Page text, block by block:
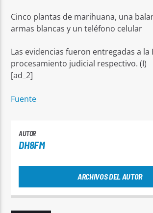
Cinco plantas de marihuana, una
armas blancas y un teléfono celular
Las evidencias fueron entregadas a la
procesamiento judicial respectivo. (I)
[ad_2]
Fuente
AUTOR
DH8FM
ARCHIVOS DEL AUTOR